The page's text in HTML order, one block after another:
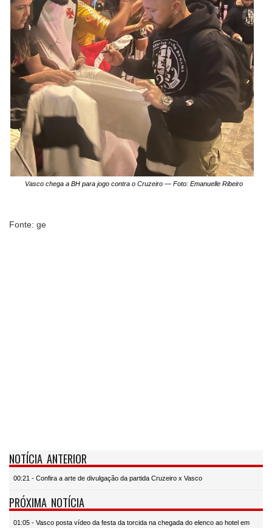
Vasco chega a BH para jogo contra o Cruzeiro — Foto: Emanuelle Ribeiro
Fonte: ge
NOTÍCIA ANTERIOR
00:21 - Confira a arte de divulgação da partida Cruzeiro x Vasco
PRÓXIMA NOTÍCIA
01:05 - Vasco posta vídeo da festa da torcida na chegada do elenco ao hotel em